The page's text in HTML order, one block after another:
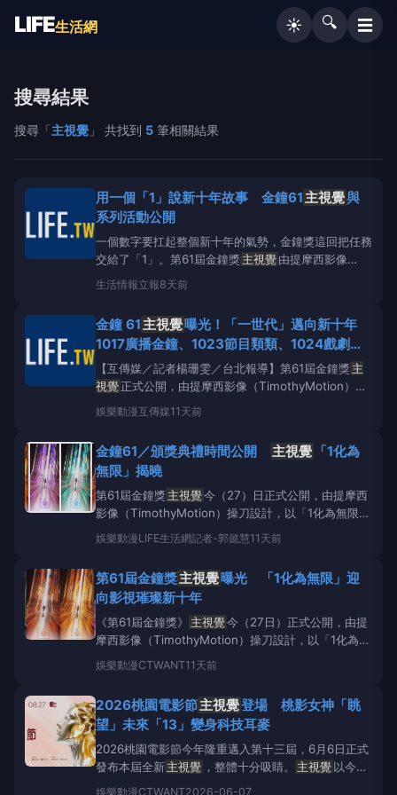
LIFE生活網 ☀️ 🔍 ☰
搜尋結果
搜尋「主視覺 」 共找到 5 筆相關結果
用一個「1」說新十年故事 金鐘61主視覺與
系列活動公開
一個數字要扛起整個新十年的氣勢，金鐘獎這回把任務
交給了「1」。第61屆金鐘獎 主視覺由提摩西影像
（TimothyMotion）操刀設計，以「1化為無限」為核
心概念，呼應本屆主題「一世代」。主辦單位透過數字
義放進整體視覺語彙。這次設計以「1」象徵起點、
生活情報立報8天前
金鐘 61主視覺曝光！「一世代」邁向新十年
1017廣播金鐘、1023節目類類、1024戲劇類
北流登場
【互傳媒／記者楊珊雯／台北報導】第61屆金鐘獎 主
視覺正式公開，由提摩西影像（TimothyMotion）操
刀設計，以「1化為無限」作為
以數字「1」為起點，象徵每位創作者皆從第一步開
視持續突破框架、邁向無限可能，也展現金鐘獎攜手
娛樂動漫互傳媒11天前
金鐘61／頒獎典禮時間公開 主視覺 「1化為
無限」揭曉
第61屆金鐘獎 主視覺今（27）日正式公開，由提摩西
影像（TimothyMotion）操刀設計，以「1化為無限」
作為 主視覺
核心概念。設計以數字「1」為起點，象徵
每位創作者皆從第一步開始，而積蓄的創作能量向兩側
能，也展現金鐘獎攜手所有影視工作者，共同開啟
娛樂動漫LIFE生活網記者-郭懿慧11天前
第61屆金鐘獎主視覺曝光 「1化為無限」迎
向影視璀璨新十年
《第61屆金鐘獎》 主視覺今（27日）正式公開，由提
摩西影像（TimothyMotion）操刀設計，以「1化為無
限」作為
核心概念。設計以數字「1」為起點，
象徵每位創作者皆從第一步開始，而積蓄的創作能量向
限可能，也展現金鐘獎攜手所有影視工作者，共同
娛樂動漫CTWANT11天前
2026桃園電影節主視覺登場 桃影女神「眺
望」未來「13」變身科技耳麥
2026桃園電影節今年隆重邁入第十三屆，6月6日正式
發布本屆全新 主視覺 ，整體十分吸睛。 主視覺以今年
影展主題「眺望Prospect&amp;Vision」為設計核
娛樂動漫CTWANT2026-06-07